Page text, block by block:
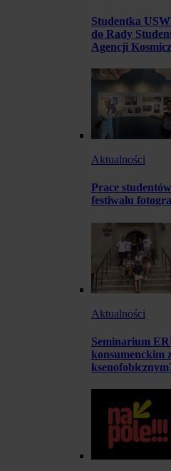
Studentka
do Rady
Agencji
Aktualności
Prace
festiwalu
Aktualności
Seminarium
konsumenckim